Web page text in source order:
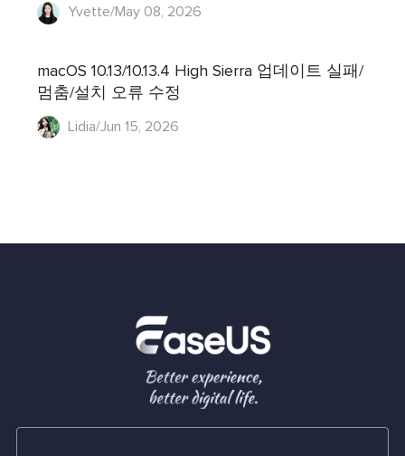
Yvette/May 08, 2026
macOS 10.13/10.13.4 High Sierra 업데이트 실패/
멈춤/설치 오류 수정
Lidia/Jun 15, 2026